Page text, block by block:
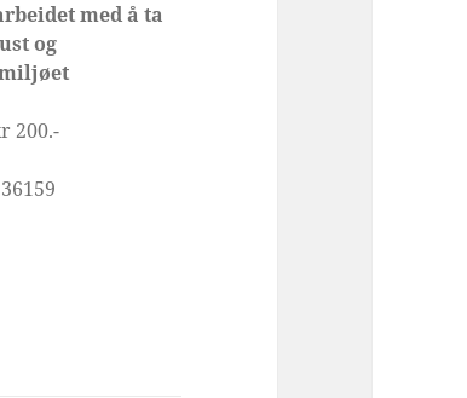
med å ta
og
200.-